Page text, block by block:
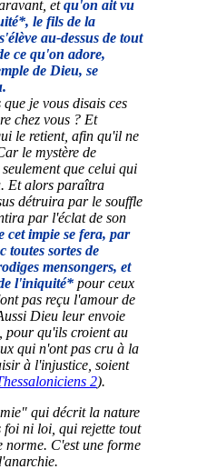
etqu'on ait vu
le fils de la
au-dessus de tout
ce qu'on adore,
de Dieu, se
que je vous disais ces
chez vous ? Et
le retient, afin qu'il ne
le mystère de
que celui qui
Et alors paraîtra
détruira par le souffle
par l'éclat de son
cet impie se fera, par
toutes sortes de
mensongers, et
l'iniquité* pour ceux
pas reçu l'amour de
Dieu leur envoie
pour qu'ils croient au
qui n'ont pas cru à la
à l'injustice, soient
2).
qui décrit la nature
foi ni loi, qui rejette tout
norme. C'est une forme